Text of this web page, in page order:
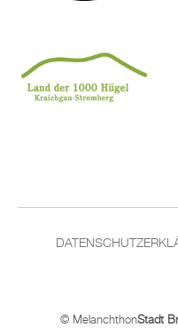
© MelanchthonStadt